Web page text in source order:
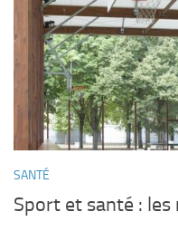
SANTÉ
Sport et santé :